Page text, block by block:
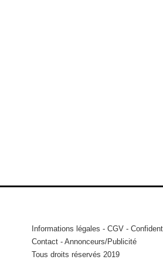
Informations légales - CGV -
Contact - Annonceurs/Publicité
Tous droits réservés 2019